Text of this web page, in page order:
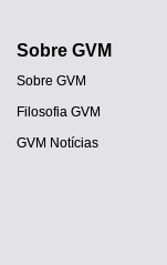
Sobre GVM
Sobre GVM
Filosofia GVM
GVM Notícias